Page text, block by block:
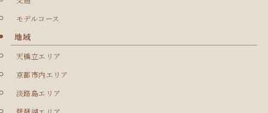
モデルコース
地域
天橋立エリア
京都市内エリア
淡路島エリア